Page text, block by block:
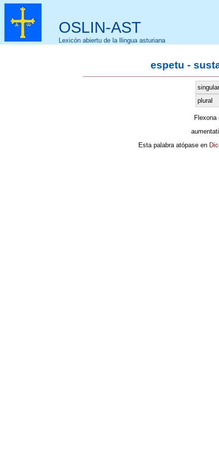
OSLIN-AST
Lexicón abiertu de la llingua asturiana
espetu -
singular
plural
Esta palabra atópase en